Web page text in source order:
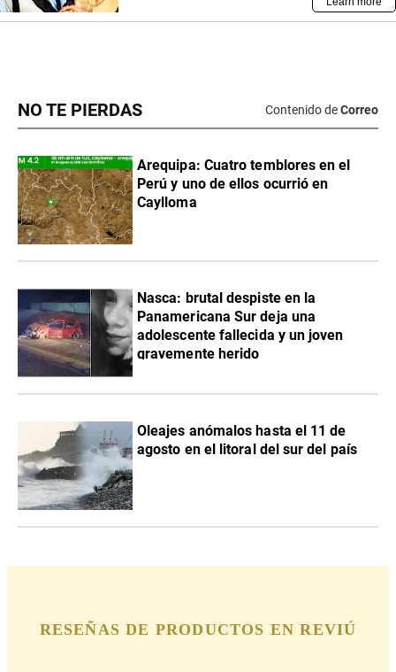
NO TE PIERDAS Contenido deCorreo
Arequipa: Cuatro temblores en el
Perú y uno de ellos ocurrió en
Caylloma
Nasca: brutal despiste en la
Panamericana Sur deja una
adolescente fallecida y un joven
gravemente herido
Oleajes anómalos hasta el 11 de
agosto en el litoral del sur del país